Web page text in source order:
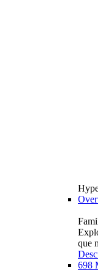
que
698